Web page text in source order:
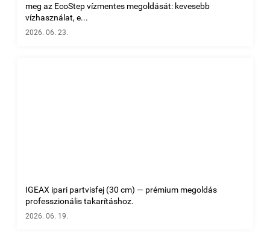
meg az EcoStep vízmentes megoldását: kevesebb
vízhasználat, e...
2026. 06. 23.
IGEAX ipari partvisfej (30 cm) — prémium megoldás
professzionális takarításhoz.
2026. 06. 19.